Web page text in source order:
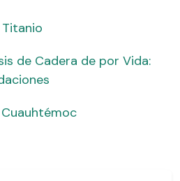
de Cadera de por Vida: